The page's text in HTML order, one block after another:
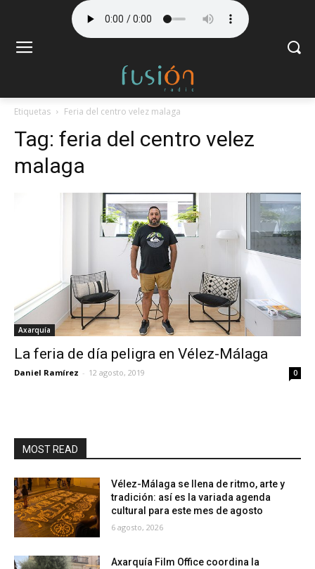
Etiquetas Feria del centro velez malaga
Tag: feria del centro velez
malaga
Axarquía
La feria de día peligra en Vélez-Málaga
Daniel Ramírez - 12 agosto, 2019 0
MOST READ
Vélez-Málaga se llena de ritmo, arte y
tradición: así es la variada agenda
cultural para este mes de agosto
6 agosto, 2026
Axarquía Film Office coordina la